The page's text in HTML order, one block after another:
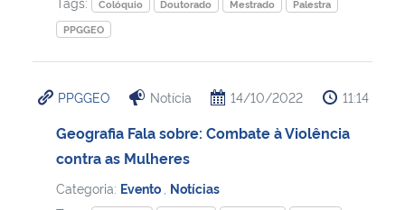
Colóquio Doutorado Mestrado
Palestra
PPGGEO
PPGGEO Notícia 14/10/2022 11:14
Geografia Fala sobre: Combate à Violência
contra as Mulheres
Categoria: Evento Notícias